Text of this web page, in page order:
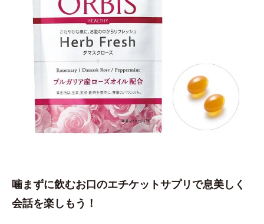
噛まずに飲むお口のエチケットサプリで息美しく
会話を楽しもう！